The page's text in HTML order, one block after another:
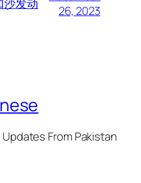
沙发动
26, 2023
From Pakistan